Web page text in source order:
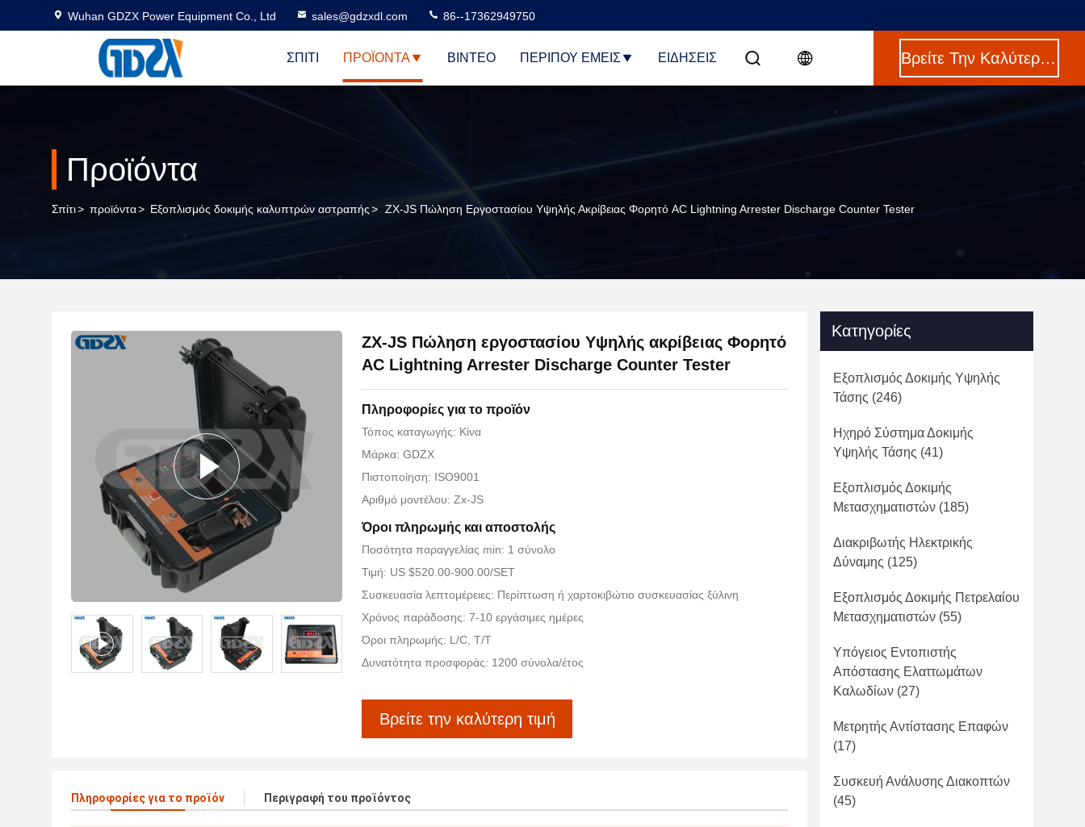
Wuhan GDZX Power Equipment Co., Ltd sales@gdzxdl.com 86--17362949750
ΣΠΊΤΙ ΠΡΟΪΌΝΤΑ ΒΊΝΤΕΟ ΠΕΡΊΠΟΥ ΕΜΕΊΣ ΕΙΔΉΣΕΙΣ Βρείτε Την Καλύτερη Τιμή
Προϊόντα
Σπίτι> προϊόντα> Εξοπλισμός δοκιμής καλυπτρών αστραπής> ZX-JS Πώληση Εργοστασίου Υψηλής Ακρίβειας Φορητό AC Lightning Arrester Discharge Counter Tester
ZX-JS Πώληση εργοστασίου Υψηλής ακρίβειας Φορητό
AC Lightning Arrester Discharge Counter Tester
Πληροφορίες για το προϊόν
Τόπος καταγωγής: Κίνα
Μάρκα: GDZX
Πιστοποίηση: ISO9001
Αριθμό μοντέλου: Zx-JS
Όροι πληρωμής και αποστολής
Ποσότητα παραγγελίας min: 1 σύνολο
Τιμή: US $520.00-900.00/SET
Συσκευασία λεπτομέρειες: Περίπτωση ή χαρτοκιβώτιο συσκευασίας ξύλινη
Χρόνος παράδοσης: 7-10 εργάσιμες ημέρες
Όροι πληρωμής: L/C, T/T
Δυνατότητα προσφοράς: 1200 σύνολα/έτος
Βρείτε την καλύτερη τιμή
Πληροφορίες για το προϊόν Περιγραφή του προϊόντος
Κατηγορίες
Εξοπλισμός Δοκιμής Υψηλής
Τάσης (246)
Ηχηρό Σύστημα Δοκιμής
Υψηλής Τάσης (41)
Εξοπλισμός Δοκιμής
Μετασχηματιστών (185)
Διακριβωτής Ηλεκτρικής
Δύναμης (125)
Εξοπλισμός Δοκιμής Πετρελαίου
Μετασχηματιστών (55)
Υπόγειος Εντοπιστής
Απόστασης Ελαττωμάτων
Καλωδίων (27)
Μετρητής Αντίστασης Επαφών
(17)
Συσκευή Ανάλυσης Διακοπτών
(45)